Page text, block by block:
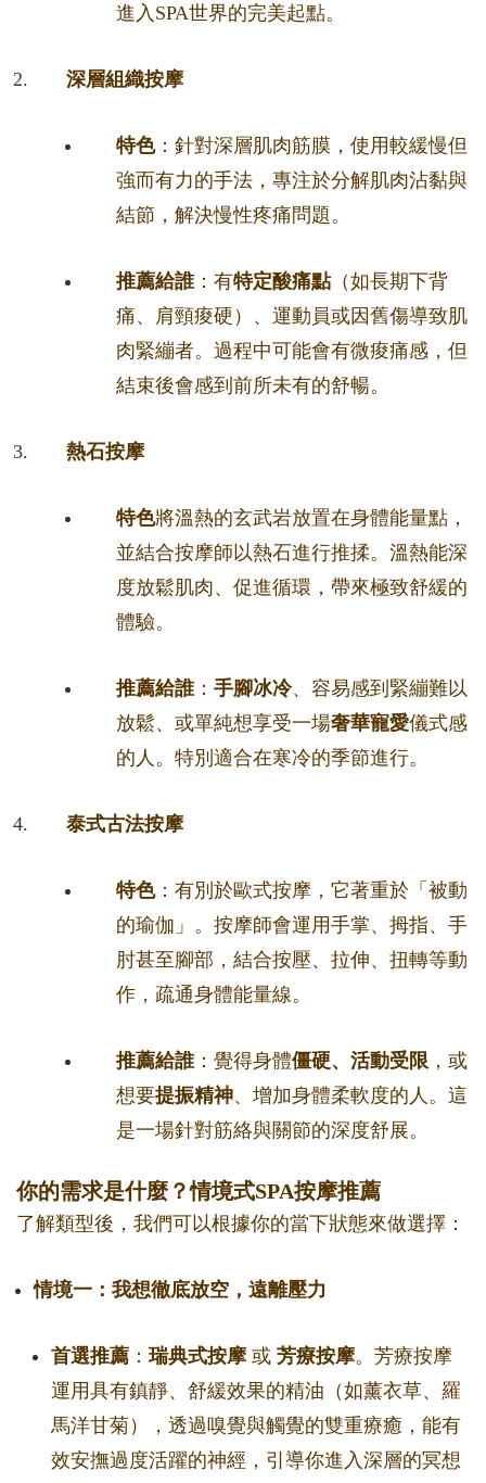
進入SPA世界的完美起點。
深層組織按摩
特色：針對深層肌肉筋膜，使用較緩慢但
強而有力的手法，專注於分解肌肉沾黏與
結節，解決慢性疼痛問題。
推薦給誰：有特定酸痛點（如長期下背
痛、肩頸痠硬）、運動員或因舊傷導致肌
肉緊繃者。過程中可能會有微痠痛感，但
結束後會感到前所未有的舒暢。
熱石按摩
特色將溫熱的玄武岩放置在身體能量點，
並結合按摩師以熱石進行推揉。溫熱能深
度放鬆肌肉、促進循環，帶來極致舒緩的
體驗。
推薦給誰： 手腳冰冷、容易感到緊繃難以
放鬆、或單純想享受一場奢華寵愛儀式感
的人。特別適合在寒冷的季節進行。
泰式古法按摩
特色：有別於歐式按摩，它著重於「被動
的瑜伽」。按摩師會運用手掌、拇指、手
肘甚至腳部，結合按壓、拉伸、扭轉等動
作，疏通身體能量線。
推薦給誰：覺得身體僵硬、活動受限 ，或
想要提振精神、增加身體柔軟度的人。這
是一場針對筋絡與關節的深度舒展。
你的需求是什麼？情境式SPA按摩推薦
了解類型後，我們可以根據你的當下狀態來做選擇：
情境一：我想徹底放空，遠離壓力
首選推薦 ： 瑞典式按摩或 芳療按摩。芳療按摩
運用具有鎮靜、舒緩效果的精油（如薰衣草、羅
馬洋甘菊），透過嗅覺與觸覺的雙重療癒，能有
效安撫過度活躍的神經，引導你進入深層的冥想